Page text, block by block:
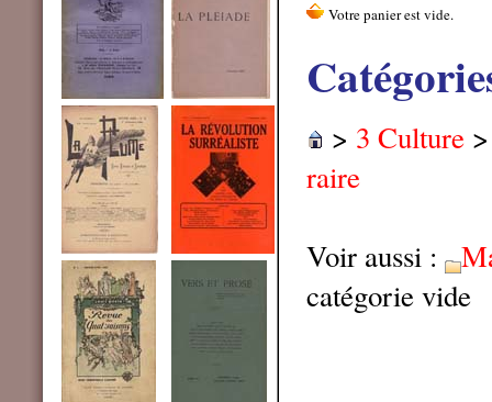
> 3 Culture
raire
Voir aussi :
catégorie vide